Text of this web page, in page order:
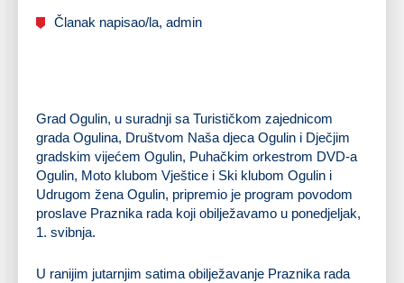
Članak napisao/la, admin
Grad Ogulin, u suradnji sa Turističkom zajednicom
grada Ogulina, Društvom Naša djeca Ogulin i Dječjim
gradskim vijećem Ogulin, Puhačkim orkestrom DVD-a
Ogulin, Moto klubom Vještice i Ski klubom Ogulin i
Udrugom žena Ogulin, pripremio je program povodom
proslave Praznika rada koji obilježavamo u ponedjeljak,
1. svibnja.
U ranijim jutarnjim satima obilježavanje Praznika rada